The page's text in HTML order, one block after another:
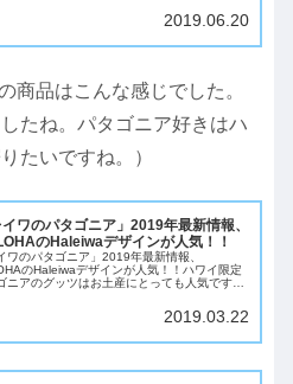
こは、日本人からの旅行者だけでな...2019.06.20
商品はこんな感じでした。
たね。パタゴニア好きはハ
たいですね。）
イワのパタゴニア」2019年最新情報、
のHaleiwaデザインが人気！！
ワのパタゴニア」2019年最新情報、
のHaleiwaデザインが人気！！ハワイ限定
ニアのグッツはお土産にとっても人気です。
気でいつもハレイワのパタゴニアは...2019.03.22